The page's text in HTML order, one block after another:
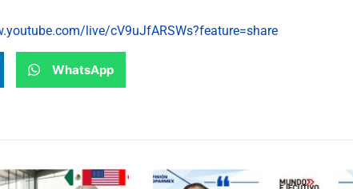
live/cV9uJfARSWs?feature=share
WhatsApp